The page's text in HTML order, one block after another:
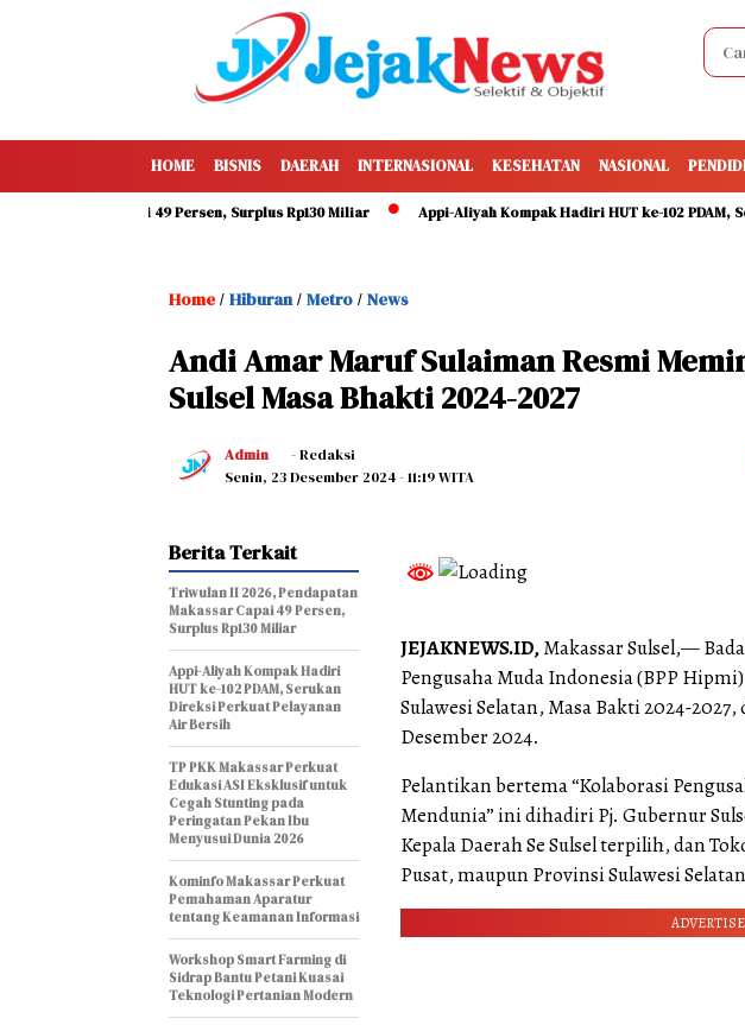
HOME BISNIS DAERAH INTERNASIONAL KESEHATAN NASIONAL
Capai 49 Persen, Surplus Rp130 Miliar Appi-Aliyah Kompak Hadiri HUT ke-102 PDAM,
Home / Hiburan/ Metro / News
Andi Amar Maruf Sulaiman Resmi
Sulsel Masa Bhakti 2024-2027
Admin
- Redaksi
Senin, 23 Desember 2024- 11:19 WITA
JEJAKNEWS.ID,Makassar Sulsel,—
Pengusaha Muda Indonesia (BPP
Sulawesi Selatan, Masa Bakti 2024-
Desember 2024.
Pelantikan bertema “Kolaborasi
Mendunia” ini dihadiri Pj. Gubernur
Kepala Daerah Se Sulsel terpilih, dan
Pusat, maupun Provinsi Sulawesi
Berita Terkait
Triwulan II 2026, Pendapatan
Makassar Capai 49 Persen,
Surplus Rp130 Miliar
Appi-Aliyah Kompak Hadiri
HUT ke-102 PDAM, Serukan
Direksi Perkuat Pelayanan
Air Bersih
TP PKK Makassar Perkuat
Edukasi ASI Eksklusif untuk
Cegah Stunting pada
Peringatan Pekan Ibu
Menyusui Dunia 2026
Kominfo Makassar Perkuat
Pemahaman Aparatur
tentang Keamanan Informasi
Workshop Smart Farming di
Sidrap Bantu Petani Kuasai
Teknologi Pertanian Modern